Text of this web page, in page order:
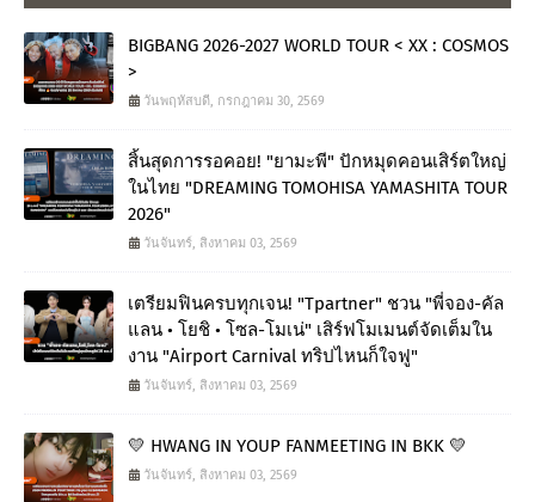
BIGBANG 2026-2027 WORLD TOUR < XX : COSMOS
>
วันพฤหัสบดี, กรกฎาคม 30, 2569
สิ้นสุดการรอคอย! "ยามะพี" ปักหมุดคอนเสิร์ตใหญ่
ในไทย "DREAMING TOMOHISA YAMASHITA TOUR
2026"
วันจันทร์, สิงหาคม 03, 2569
เตรียมฟินครบทุกเจน! "Tpartner" ชวน "พี่จอง-คัล
แลน • โยชิ • โซล-โมเน่" เสิร์ฟโมเมนต์จัดเต็มใน
งาน "Airport Carnival ทริปไหนก็ใจฟู"
วันจันทร์, สิงหาคม 03, 2569
💛 HWANG IN YOUP FANMEETING IN BKK 💛
วันจันทร์, สิงหาคม 03, 2569